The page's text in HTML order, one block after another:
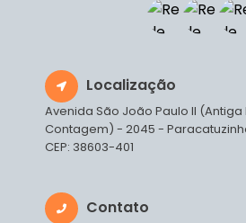
Localização
Avenida São João Paulo II (Antiga
Contagem) - 2045 -
CEP: 38603-401
Contato